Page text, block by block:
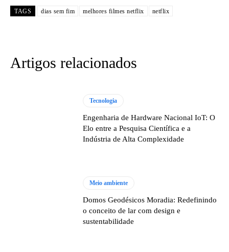
TAGS dias sem fim melhores filmes netflix netflix
Artigos relacionados
Tecnologia
Engenharia de Hardware Nacional IoT: O
Elo entre a Pesquisa Científica e a
Indústria de Alta Complexidade
Meio ambiente
Domos Geodésicos Moradia: Redefinindo
o conceito de lar com design e
sustentabilidade